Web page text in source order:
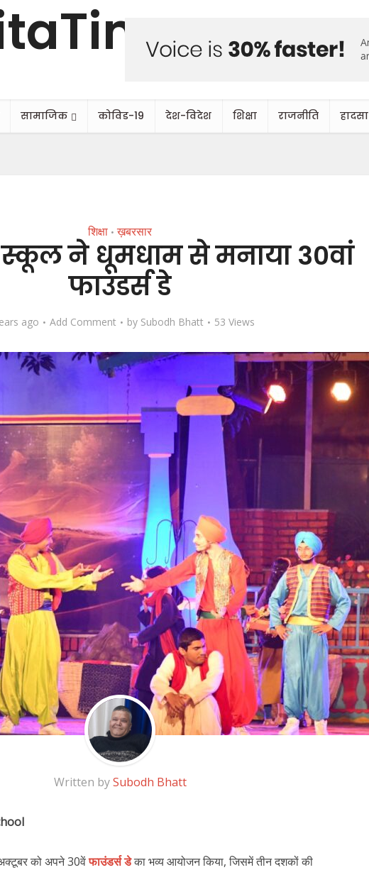
सामाजिक कोविड-19 देश-विदेश शिक्षा राजनीति हादसा
शिक्षा • ख़बरसार
ने धूमधाम से मनाया 30वां
फाउंडर्स डे
ago Add Comment by Subodh Bhatt 53 Views
Written bySubodh Bhatt
को अपने 30वेंफाउंडर्स डेका भव्य आयोजन किया, जिसमें तीन दशकों की